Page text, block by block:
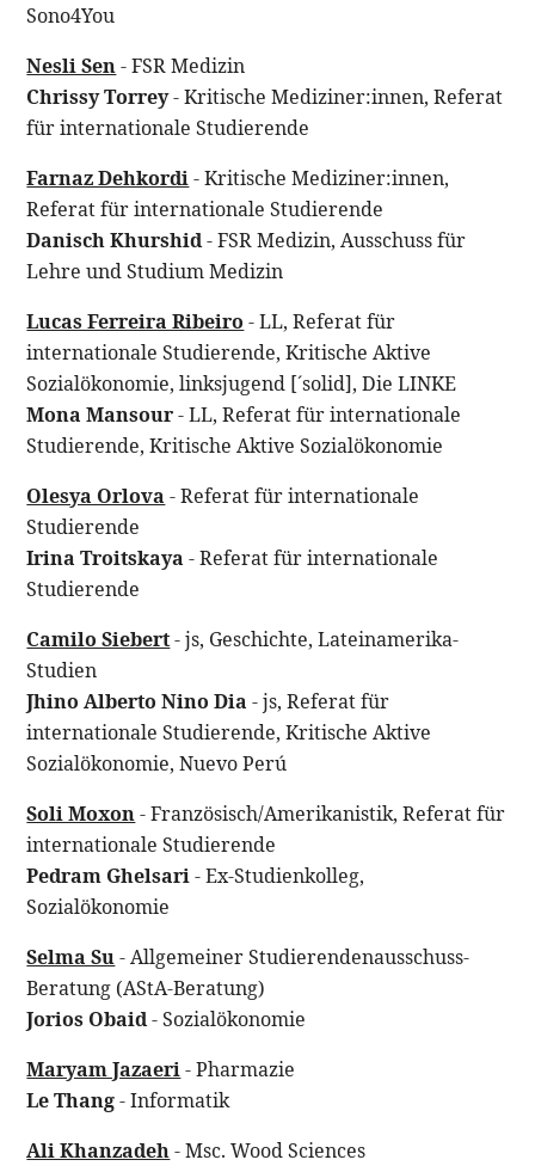
Sono4You
Nesli Sen- FSR Medizin
Chrissy Torrey- Kritische Mediziner:innen, Referat
für internationale Studierende
Farnaz Dehkordi- Kritische Mediziner:innen,
Referat für internationale Studierende
Danisch Khurshid- FSR Medizin, Ausschuss für
Lehre und Studium Medizin
Lucas Ferreira Ribeiro - LL, Referat für
internationale Studierende, Kritische Aktive
Sozialökonomie, linksjugend [´solid], Die LINKE
Mona Mansour- LL, Referat für internationale
Studierende, Kritische Aktive Sozialökonomie
Olesya Orlova - Referat für internationale
Studierende
Irina Troitskaya - Referat für internationale
Studierende
Camilo Siebert- js, Geschichte, Lateinamerika-
Studien
Jhino Alberto Nino Dia - js, Referat für
internationale Studierende, Kritische Aktive
Sozialökonomie, Nuevo Perú
Soli Moxon- Französisch/Amerikanistik, Referat für
internationale Studierende
Pedram Ghelsari- Ex-Studienkolleg,
Sozialökonomie
Selma Su- Allgemeiner Studierendenausschuss-
Beratung (AStA-Beratung)
Jorios Obaid- Sozialökonomie
Maryam Jazaeri- Pharmazie
Le Thang- Informatik
Ali Khanzadeh- Msc. Wood Sciences